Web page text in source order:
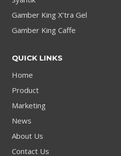
Gamber King X’tra Gel
Gamber King Caffe
QUICK LINKS
Home
Product
Marketing
News
About Us
Contact Us